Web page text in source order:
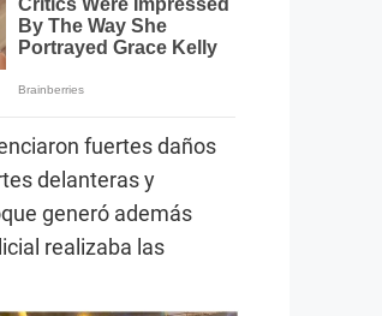
fuertes daños
delanteras y
generó además
realizaba las